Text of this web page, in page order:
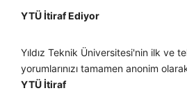
YTÜ İtiraf Ediyor
Yıldız Teknik Üniversitesi'nin ilk ve
yorumlarınızı tamamen anonim
YTÜ İtiraf